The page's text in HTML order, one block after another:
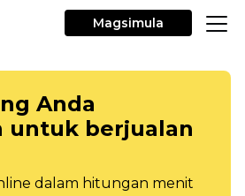
Magsimula
Anda
untuk berjualan
dalam hitungan menit